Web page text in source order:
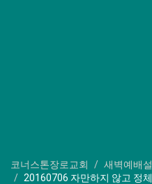
코너스톤장로교회
새벽예배
20160706 자만하지 않고 정